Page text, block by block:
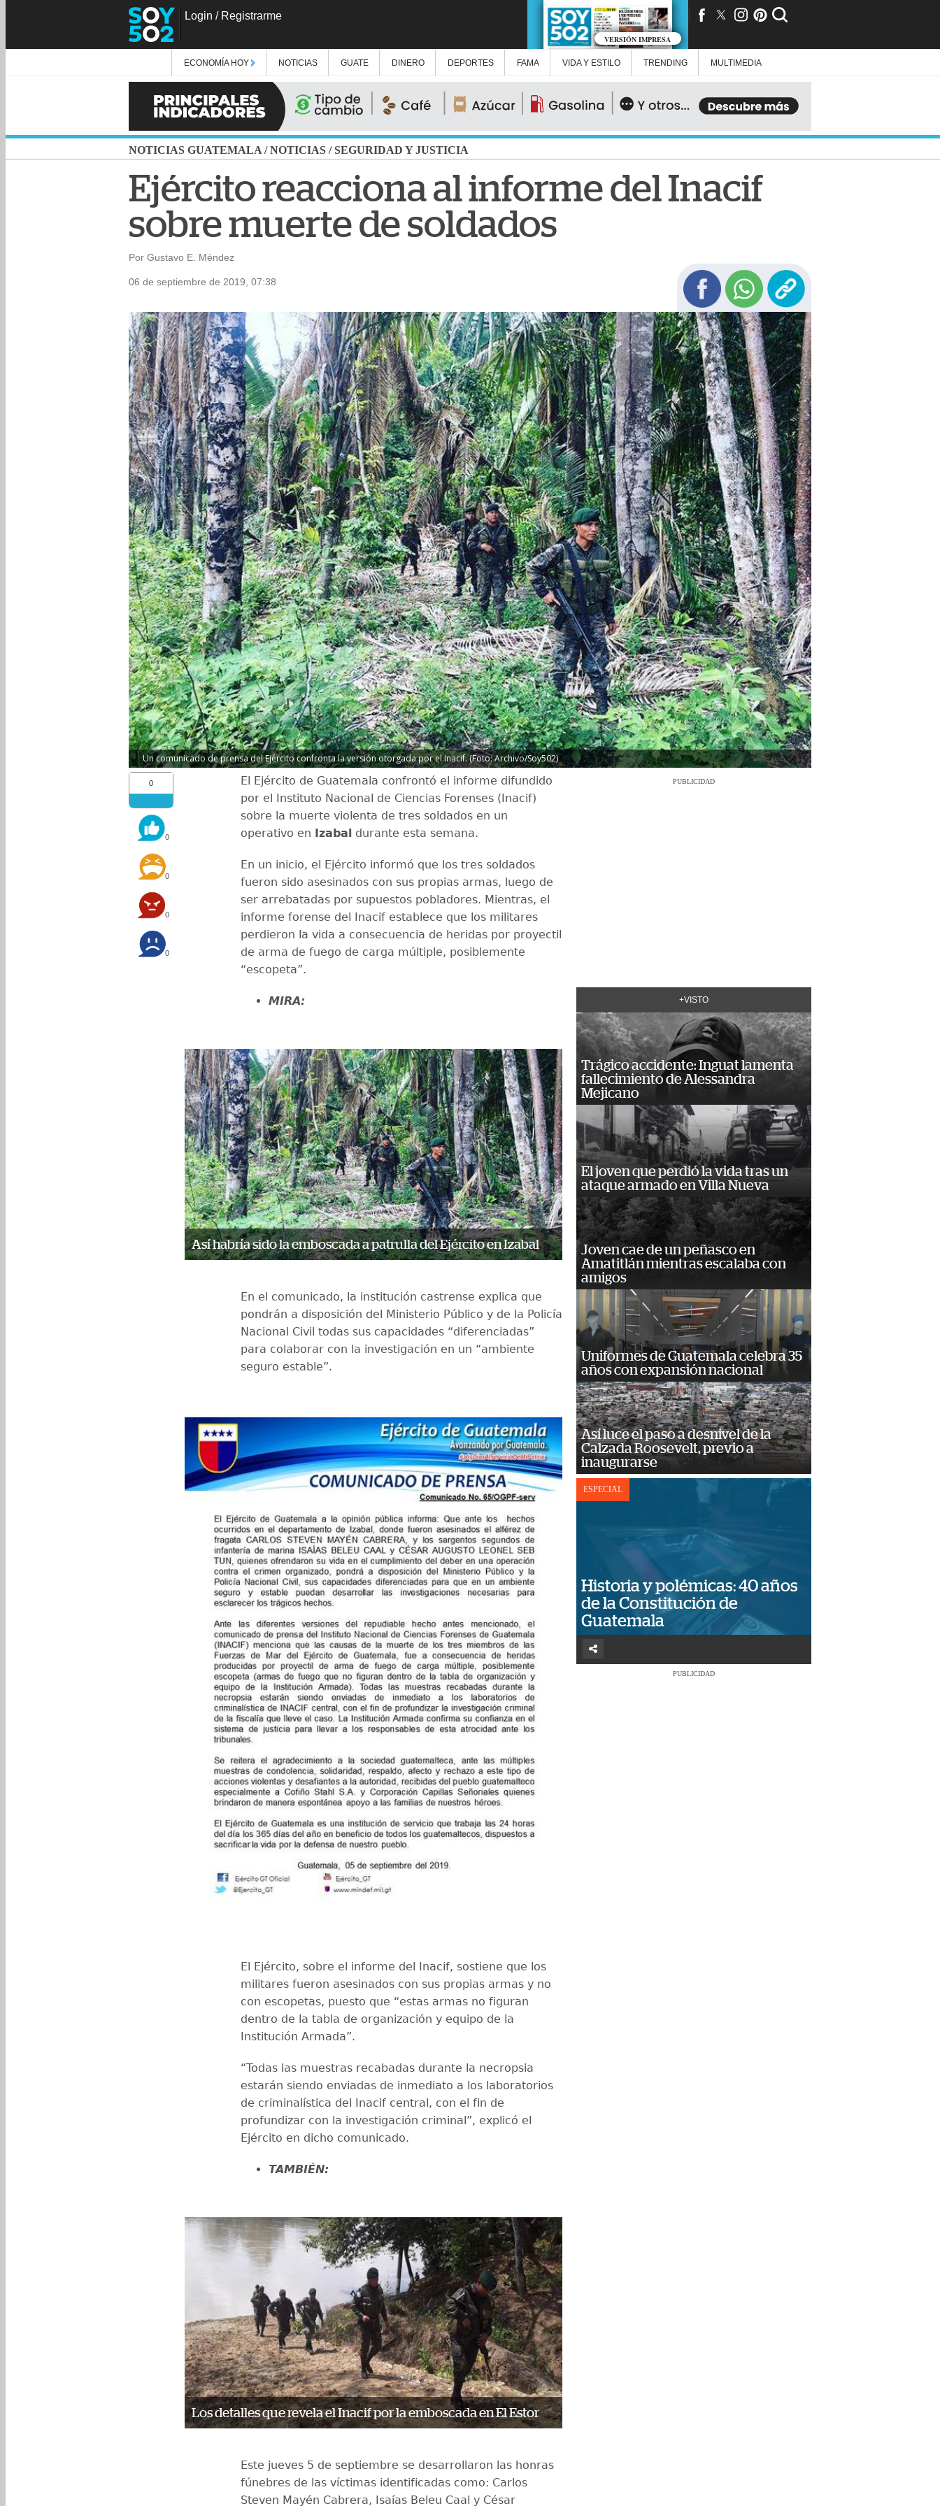
Login / Registrarme
VERSIÓN IMPRESA
ECONOMÍA HOY NOTICIAS GUATE DINERO DEPORTES FAMA VIDA Y ESTILO TRENDING MULTIMEDIA
NOTICIAS GUATEMALA /NOTICIAS /SEGURIDAD Y JUSTICIA
Ejército reacciona al informe del Inacif
sobre muerte de soldados
Por Gustavo E. Méndez
06 de septiembre de 2019, 07:38
Un comunicado de prensa del Ejército confronta la versión otorgada por el Inacif. (Foto: Archivo/Soy502)
0
0
0
0
0
El Ejército de Guatemala confrontó el informe difundido
por el Instituto Nacional de Ciencias Forenses (Inacif)
sobre la muerte violenta de tres soldados en un
operativo en Izabal durante esta semana.
En un inicio, el Ejército informó que los tres soldados
fueron sido asesinados con sus propias armas, luego de
ser arrebatadas por supuestos pobladores. Mientras, el
informe forense del Inacif establece que los militares
perdieron la vida a consecuencia de heridas por proyectil
de arma de fuego de carga múltiple, posiblemente
“escopeta”.
MIRA:
Así habría sido la emboscada a patrulla del Ejército en Izabal
En el comunicado, la institución castrense explica que
pondrán a disposición del Ministerio Público y de la Policía
Nacional Civil todas sus capacidades “diferenciadas”
para colaborar con la investigación en un “ambiente
seguro estable”.
El Ejército, sobre el informe del Inacif, sostiene que los
militares fueron asesinados con sus propias armas y no
con escopetas, puesto que “estas armas no figuran
dentro de la tabla de organización y equipo de la
Institución Armada”.
“Todas las muestras recabadas durante la necropsia
estarán siendo enviadas de inmediato a los laboratorios
de criminalística del Inacif central, con el fin de
profundizar con la investigación criminal”, explicó el
Ejército en dicho comunicado.
TAMBIÉN:
Los detalles que revela el Inacif por la emboscada en El Estor
Este jueves 5 de septiembre se desarrollaron las honras
fúnebres de las víctimas identificadas como: Carlos
Steven Mayén Cabrera, Isaías Beleu Caal y César
PUBLICIDAD
+VISTO
Trágico accidente: Inguat lamenta
fallecimiento de Alessandra
Mejicano
El joven que perdió la vida tras un
ataque armado en Villa Nueva
Joven cae de un peñasco en
Amatitlán mientras escalaba con
amigos
Uniformes de Guatemala celebra 35
años con expansión nacional
Así luce el paso a desnivel de la
Calzada Roosevelt, previo a
inaugurarse
ESPECIAL
Historia y polémicas: 40 años
de la Constitución de
Guatemala
PUBLICIDAD